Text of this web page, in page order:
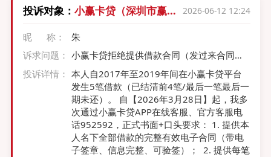
投资，应当向中国保监会申请核准。前海人
权
我财产损失惨重【包括我全家和亲朋好友的
养老钱及借款本金和高利息在内】之一。我
现负债累累生活困难、拆东墙补西墙，失业
多年无固定工资收入。当天我尚未在《开户
协议书》签名等情况下…他们提前违法在
《开户申请表》填写内容为我办妥证券账户
等业务；其它协议、合同我按他们要求写
的。 据公开信息：林和西营业部从2016年8
月经营至2020年 6月已注销。该营业部注销
后继续非法经营。光大证券在2007年收购早
被撤销许可证的天一证券…在原址新设上述
营业部，法律规定：特许经营的分支机构应
投诉对象： 小赢卡贷（深圳市赢众
任公司）
2026-06-12 12:24
昵 称：
朱
诉求问题： 小赢卡贷拒绝提供借款合同（发过来合同未
签字盖章）、还款明细清单及正规发票，侵
犯知情权
投诉详情： 本人自2017年至2019年间在小赢卡贷平台
发生5笔借款（已结清前4笔/最后一笔最后一
期未还）。 自【2026年3月28日】起，我多
次通过小赢卡贷APP在线客服、官方客服电
话952592，正式书面+口头要求： 1. 提供本
人名下全部借款的完整有效电子合同（带电
子签章、信息完整、可验签）； ​ 2. 提供每笔